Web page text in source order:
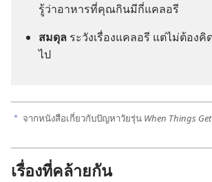
รู้​ว่า​อาหาร​ที่​คุณ​กิน​มี​กี่​แคลอรี
สมดุล ระวัง​เรื่อง​แคลอรี แต่​ไม่​ต้อง​คิ
ไป
a จาก​หนังสือ​เกี่ยว​กับ​ปัญหา​วัยรุ่น When Things
เรื่องที่คล้ายกัน